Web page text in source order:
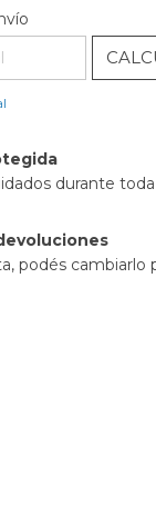
durante
podés cambiarlo